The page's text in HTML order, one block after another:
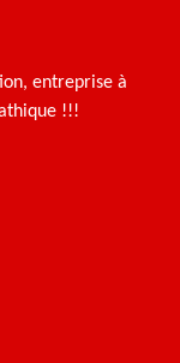
entreprise à
!!!